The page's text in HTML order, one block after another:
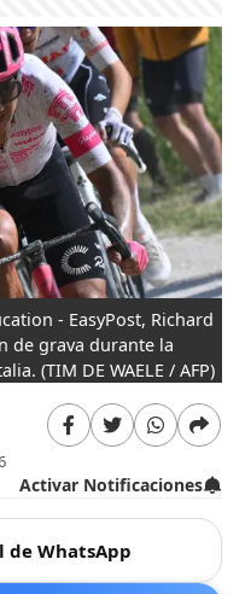
- EasyPost, Richard
de grava durante la
(TIM DE WAELE / AFP)
Activar Notificaciones
de WhatsApp